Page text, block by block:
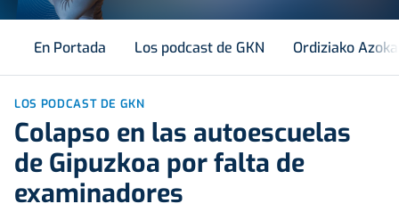
En Portada Los podcast de GKN Ordiziako Azoka
LOS PODCAST DE GKN
Colapso en las autoescuelas
de Gipuzkoa por falta de
examinadores